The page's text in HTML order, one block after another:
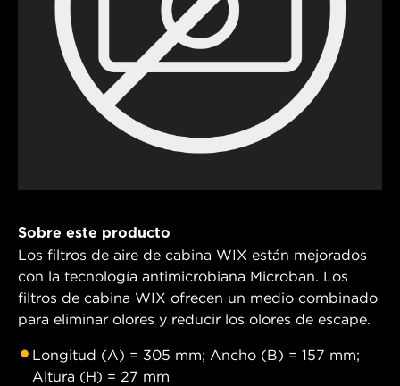
Sobre este producto
Los filtros de aire de cabina WIX están mejorados
con la tecnología antimicrobiana Microban. Los
filtros de cabina WIX ofrecen un medio combinado
para eliminar olores y reducir los olores de escape.
Longitud (A) = 305 mm; Ancho (B) = 157 mm;
Altura (H) = 27 mm